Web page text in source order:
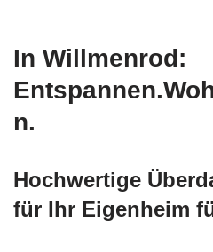
In Willmenrod:
n.
Hochwertige
für Ihr Eigenheim